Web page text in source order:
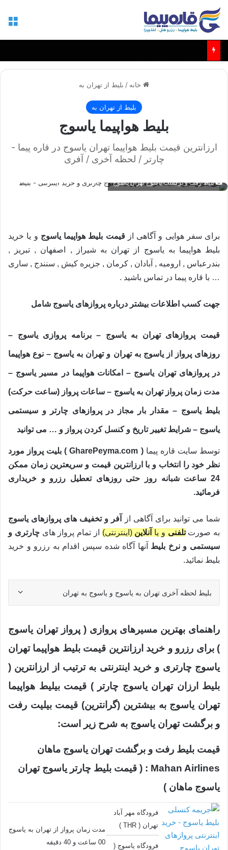
خانه / بلیط از تهران به
بلیط از تهران به
بلیط هواپیما یاسوج
ارزانترین قیمت بلیط هواپیما تهران یاسوج در قاره پیما -
چارتر / لحظه آخری / آفری
بلیط رفت و برگشت یاسوج تهران یاسوج
برای سفر هوایی و آگاهی ازقیمت بلیط هواپیما یاسوج و یا خرید
بلیط هواپیما به یاسوج از تهران به شیراز , اصفهان , تبریز ,
بندرعباس , ارومیه , آبادان , کرمان , جزیره کیش , سنندج , ساری
… با قاره پیما در تماس باشید .
جهت کسب اطلاعات بیشتر درباره پروازهای یاسوج شامل
قیمت پروازهای تهران به یاسوج – برنامه پروازی یاسوج –
روزهای پرواز از یاسوج به تهران و تهران به یاسوج – نوع هواپیما
در پروازهای تهران یاسوج – امکانات هواپیما در مسیر یاسوج –
مدت زمان پرواز تهران به یاسوج – ساعات پرواز (ساعت حرکت)
بلیط یاسوج – مقدار بار مجاز در پروازهای چارتر و سیستمی
یاسوج – شرایط تغییر تاریخ و کنسل کردن پرواز و … می توانید
توسط سایت قاره پیما
( GharePeyma.com ) بلیت پرواز مورد
نظر خود را انتخاب و با ارزانترین قیمت و سریعترین زمان ممکن
24 ساعت شبانه روز حتی روزهای تعطیل رزرو و خریداری
فرمائید.
شما می توانید برای آگاهی از
آفر و تخفیف های پروازهای یاسوج
به صورتتلفنی و یا آنلاین (اینترنتی) از تمام پرواز هایچارتری و
سیستمی و نرخ بلیط آنها آگاه شده سپس اقدام به رزرو و خرید
بلیط نمائید.
بلیط لحظه آخری تهران به یاسوج و یاسوج به تهران
راهنمای بهترین مسیرهای پروازی ( پرواز تهران یاسوج
) برای رزرو و خرید ارزانترین قیمت بلیط هواپیما تهران
یاسوج چارتری و خرید اینترنتی به ترتیب از ارزانترین (
بلیط ارزان تهران یاسوج چارتر ) قیمت بیلیط هواپیما
تهران یاسوج به بیشترین (گرانترین) قیمت بیلیت رفت
و برگشت تهران یاسوج به شرح زیر است:
قیمت بلیط رفت و برگشت تهران یاسوج ماهان
Mahan Airlines : ( قیمت بلیط چارتر یاسوج تهران
یاسوج ماهان )
فرودگاه مهر آباد
تهران ( THR )
مدت زمان پرواز از تهران به یاسوج
00 ساعت و 40 دقیقه
فرودگاه یاسوج (